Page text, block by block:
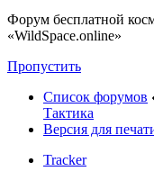
Форум бесплатной
«WildSpace.online»
Пропустить
Список форумов
Тактика
Версия для
Tracker